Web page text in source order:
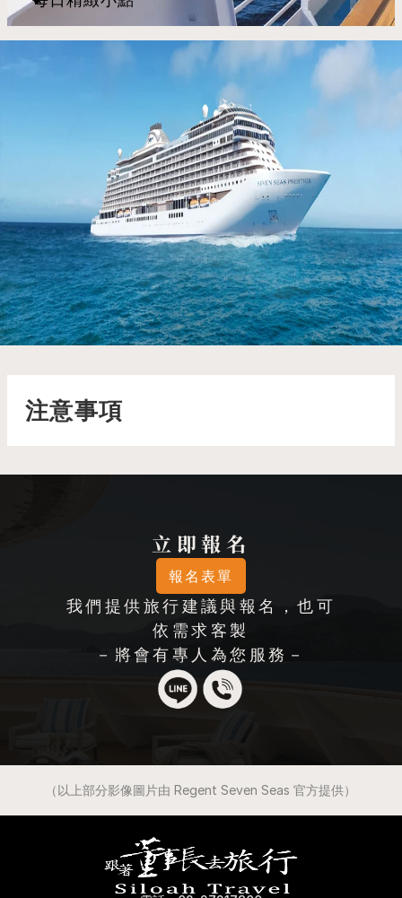
七海盛譽號 Seven Seas Prestige
潔白耀眼的 Seven Seas Prestige™ 將於 2026 年 11 月華麗
首航，漂浮在如玻璃波光般的蔚藍海面上
了解更多
注意事項
立即報名
報名表單
我們提供旅行建議與報名，也可
依需求客製
－將會有專人為您服務－
（以上部分影像圖片由 Regent Seven Seas 官方提供）